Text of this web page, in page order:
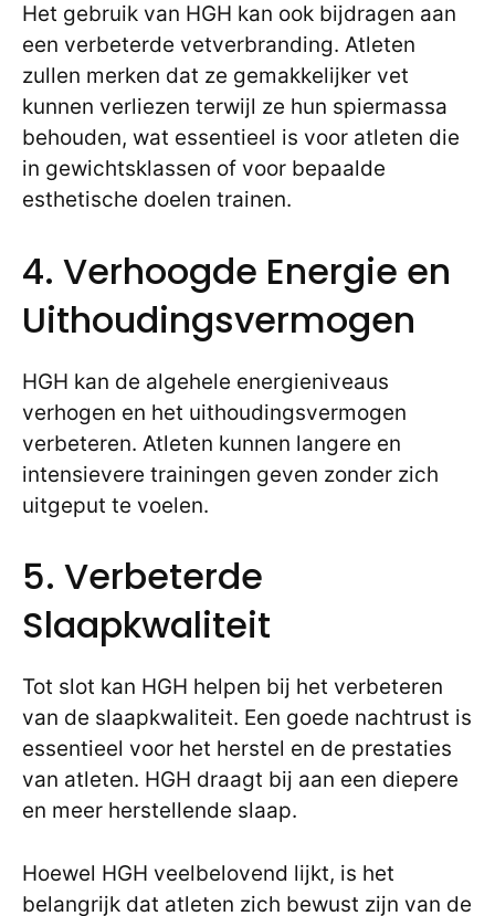
Het gebruik van HGH kan ook bijdragen aan
een verbeterde vetverbranding. Atleten
zullen merken dat ze gemakkelijker vet
kunnen verliezen terwijl ze hun spiermassa
behouden, wat essentieel is voor atleten die
in gewichtsklassen of voor bepaalde
esthetische doelen trainen.
4. Verhoogde Energie en
Uithoudingsvermogen
HGH kan de algehele energieniveaus
verhogen en het uithoudingsvermogen
verbeteren. Atleten kunnen langere en
intensievere trainingen geven zonder zich
uitgeput te voelen.
5. Verbeterde
Slaapkwaliteit
Tot slot kan HGH helpen bij het verbeteren
van de slaapkwaliteit. Een goede nachtrust is
essentieel voor het herstel en de prestaties
van atleten. HGH draagt bij aan een diepere
en meer herstellende slaap.
Hoewel HGH veelbelovend lijkt, is het
belangrijk dat atleten zich bewust zijn van de